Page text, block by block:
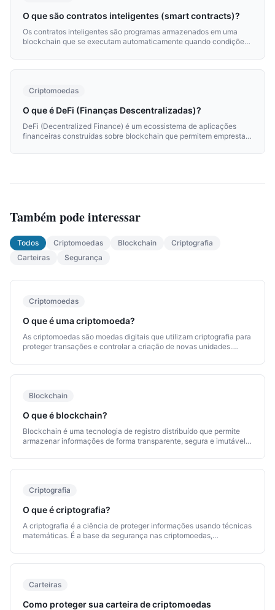
O que são contratos inteligentes (smart contracts)?
Os contratos inteligentes são programas armazenados em uma
blockchain que se executam automaticamente quando condições
outras aplicações descentralizadas.
Criptomoedas
O que é DeFi (Finanças Descentralizadas)?
DeFi (Decentralized Finance) é um ecossistema de aplicações
financeiras construídas sobre blockchain que permitem emprestar,
bancários tradicionais.
Também pode interessar
Todos Criptomoedas Blockchain
Criptografia
Carteiras
Segurança
Criptomoedas
O que é uma criptomoeda?
As criptomoedas são moedas digitais que utilizam criptografia para
proteger transações e controlar a criação de novas unidades.
central.
Blockchain
O que é blockchain?
Blockchain é uma tecnologia de registro distribuído que permite
armazenar informações de forma transparente, segura e imutável.
Criptografia
O que é criptografia?
A criptografia é a ciência de proteger informações usando técnicas
matemáticas. É a base da segurança nas criptomoedas,
Carteiras
Como proteger sua carteira de criptomoedas